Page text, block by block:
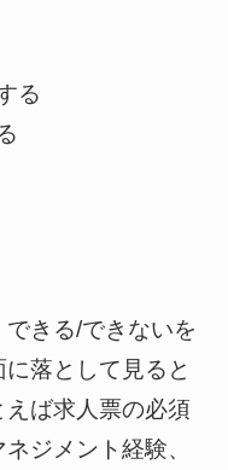
る
できる/できないを
落として見ると
ば求人票の必須
ジメント経験、